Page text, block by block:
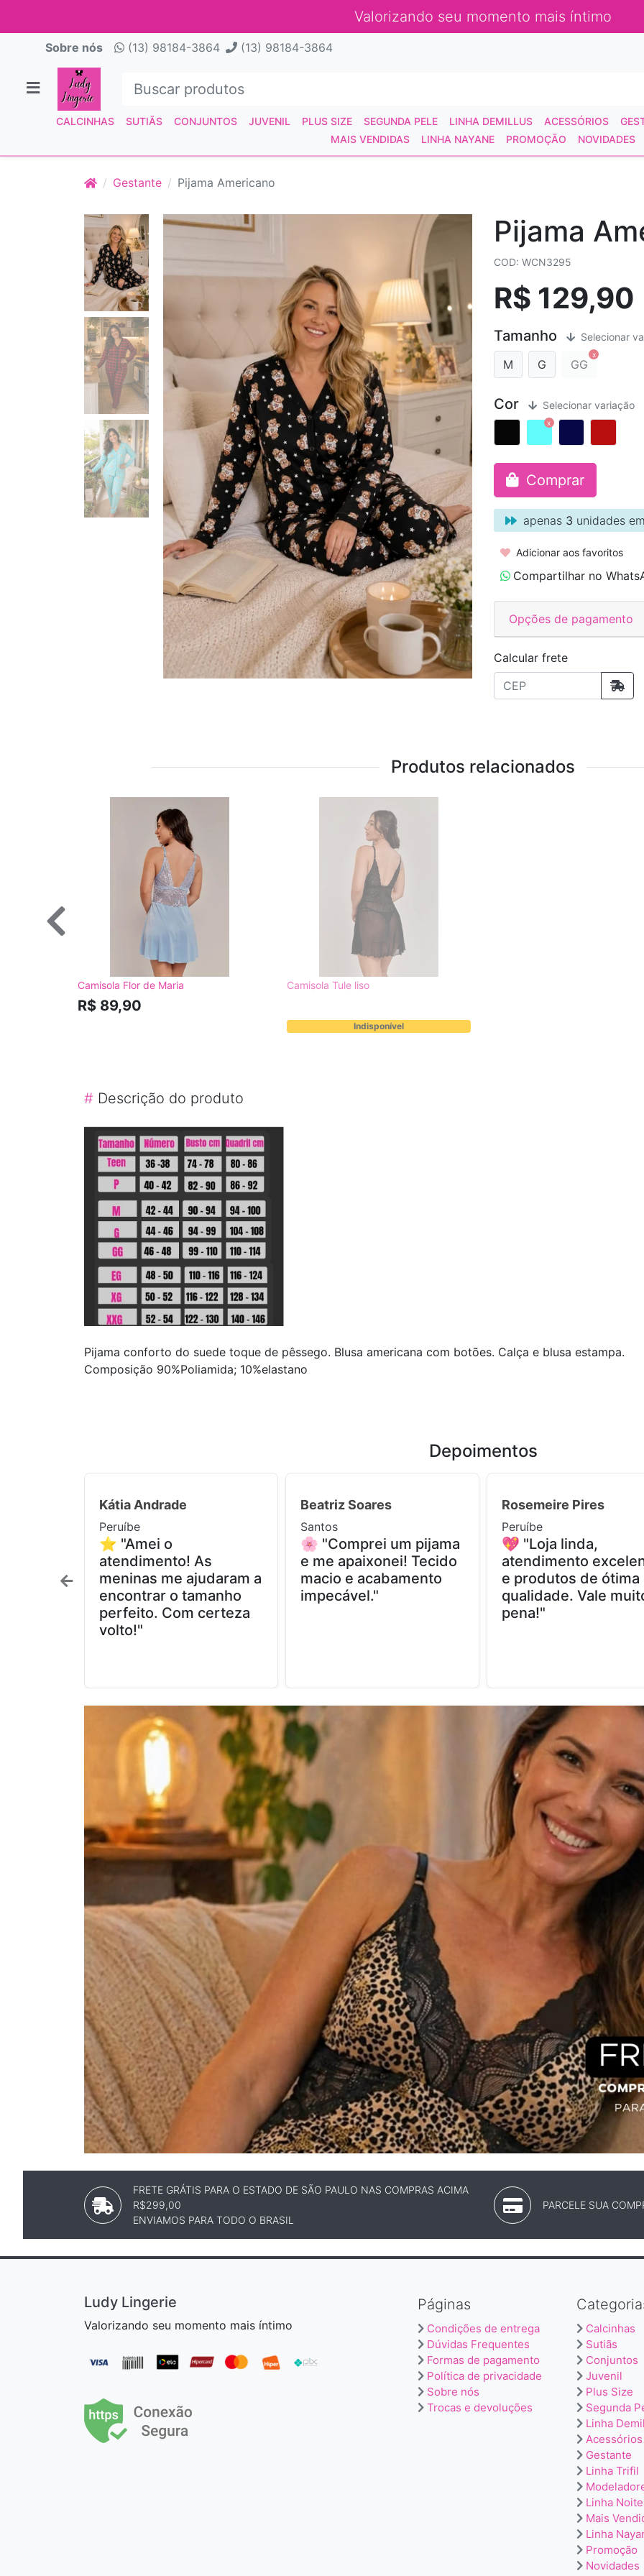
Valorizando seu momento mais íntimo
Sobre nós (13) 98184-3864 (13) 98184-3864
CALCINHAS SUTIÃS CONJUNTOS JUVENIL PLUS SIZE SEGUNDA PELE LINHA DEMILLUS ACESSÓRIOS
MAIS VENDIDAS
LINHA NAYANE PROMOÇÃO NOVIDADES
Gestante Pijama Americano
Pijama
COD: WCN3295
R$ 129,90
Tamanho Selecionar
M G GG
Cor Selecionar variação
Comprar
apenas 3 unidades
Adicionar aos favoritos
Compartilhar no
Opções de pagamento
Calcular frete
Produtos relacionados
Camisola Flor de Maria
R$ 89,90
Camisola Tule liso
Indisponível
# Descrição do produto
Pijama conforto do suede toque de pêssego. Blusa americana com botões. Calça e blusa estampa.
Composição 90%Poliamida; 10%elastano
Depoimentos
Kátia Andrade
Peruíbe
⭐ "Amei o
atendimento! As
meninas me ajudaram a
encontrar o tamanho
perfeito. Com certeza
volto!"
Beatriz Soares
Santos
🌸 "Comprei um pijama
e me apaixonei! Tecido
macio e acabamento
impecável."
Rosemeire Pires
Peruíbe
💖 "Loja linda,
atendimento
e produtos de ótima
qualidade. Vale
pena!"
FRETE GRÁTIS PARA O ESTADO DE SÃO PAULO NAS COMPRAS ACIMA
R$299,00
ENVIAMOS PARA TODO O BRASIL
PARCELE SUA
Páginas
Condições de entrega
Dúvidas Frequentes
Formas de pagamento
Política de privacidade
Sobre nós
Trocas e devoluções
Calcinhas
Sutiãs
Conjuntos
Juvenil
Plus Size
Segunda
Linha
Acessórios
Gestante
Linha Trifil
Linha Noite
Mais
Linha
Promoção
Novidades
Ludy Lingerie
Valorizando seu momento mais íntimo